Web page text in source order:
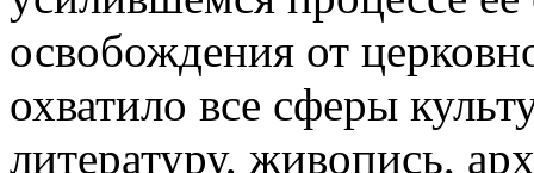
освобождения от
охватило все сферы
литературу, живопись,